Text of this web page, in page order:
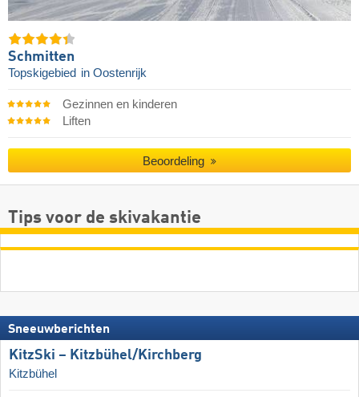
Schmitten
Topskigebied in Oostenrijk
Gezinnen en kinderen
Liften
Beoordeling
Tips voor de skivakantie
Sneeuwberichten
KitzSki – Kitzbühel/​Kirchberg
Kitzbühel